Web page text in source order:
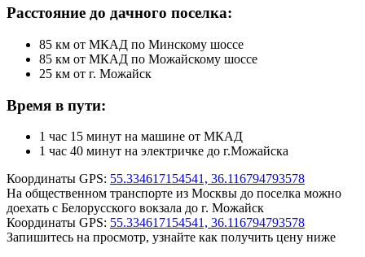
Расстояние до дачного поселка:
85 км от МКАД по Минскому шоссе
85 км от МКАД по Можайскому шоссе
25 км от г. Можайск
Время в пути:
1 час 15 минут на машине от МКАД
1 час 40 минут на электричке до г.Можайска
Координаты GPS: 55.334617154541, 36.116794793578
На общественном транспорте из Москвы до поселка можно
доехать с Белорусского вокзала до г. Можайск
Координаты GPS: 55.334617154541, 36.116794793578
Запишитесь на просмотр, узнайте как получить цену ниже